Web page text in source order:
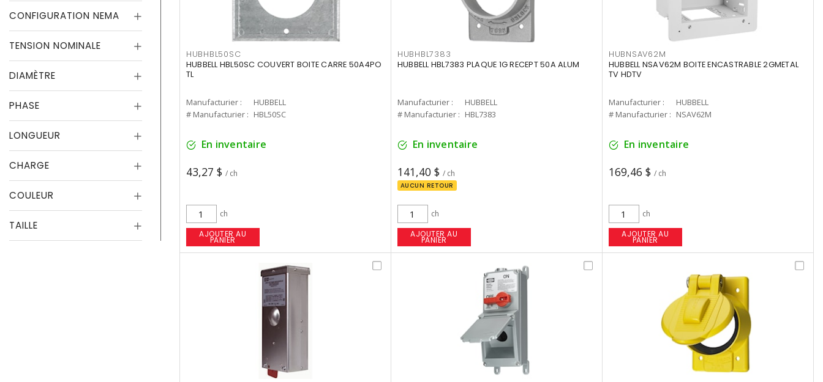
CONFIGURATION NEMA
TENSION NOMINALE
DIAMÈTRE
PHASE
LONGUEUR
CHARGE
COULEUR
TAILLE
HUBHBL50SC
HUBBELL HBL50SC COUVERT BOITE CARRE 50A4PO
TL
Manufacturier :
HUBBELL
# Manufacturier : HBL50SC
En inventaire
43,27 $ / ch
ch
AJOUTER AU
PANIER
HUBHBL7383
HUBBELL HBL7383 PLAQUE 1G RECEPT 50A ALUM
Manufacturier :
HUBBELL
# Manufacturier : HBL7383
En inventaire
141,40 $ / ch
AUCUN RETOUR
ch
AJOUTER AU
PANIER
HUBNSAV62M
HUBBELL NSAV62M BOITE ENCASTRABLE 2GMETAL
TV HDTV
Manufacturier :
HUBBELL
# Manufacturier : NSAV62M
En inventaire
169,46 $ / ch
ch
AJOUTER AU
PANIER